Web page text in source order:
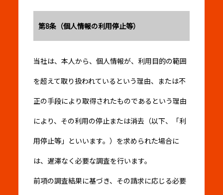
第8条（個人情報の利用停止等）
当社は、本人から、個人情報が、利用目的の範囲
を超えて取り扱われているという理由、または不
正の手段により取得されたものであるという理由
により、その利用の停止または消去（以下、「利
用停止等」といいます。）を求められた場合に
は、遅滞なく必要な調査を行います。
前項の調査結果に基づき、その請求に応じる必要